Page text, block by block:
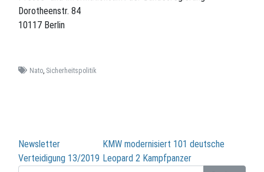
Dorotheenstr. 84
10117 Berlin
Nato, Sicherheitspolitik
Beitragsnavigation
Newsletter
Verteidigung 13/2019
KMW modernisiert 101 deutsche
Leopard 2 Kampfpanzer